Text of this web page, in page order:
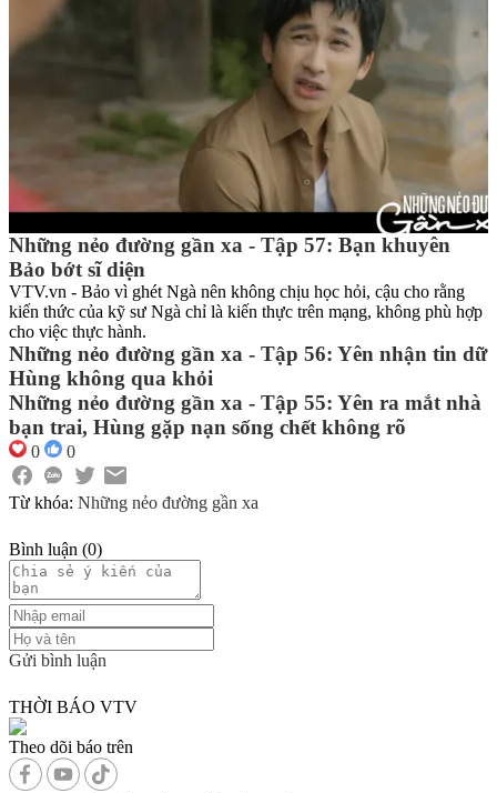
Những nẻo đường gần xa - Tập 57: Bạn khuyên
Bảo bớt sĩ diện
VTV.vn - Bảo vì ghét Ngà nên không chịu học hỏi, cậu cho rằng
kiến thức của kỹ sư Ngà chỉ là kiến thực trên mạng, không phù hợp
cho việc thực hành.
Những nẻo đường gần xa - Tập 56: Yên nhận tin dữ
Hùng không qua khỏi
Những nẻo đường gần xa - Tập 55: Yên ra mắt nhà
bạn trai, Hùng gặp nạn sống chết không rõ
0 0
Từ khóa: Những nẻo đường gần xa
Bình luận (0)
Gửi bình luận
THỜI BÁO VTV
Theo dõi báo trên